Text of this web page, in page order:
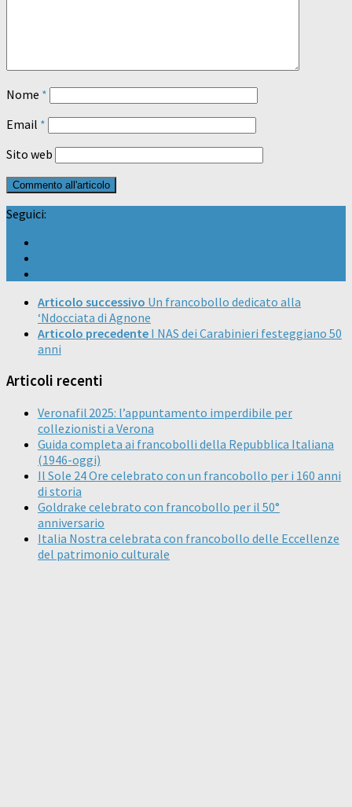
Nome *
Email *
Sito web
Seguici:
Articolo successivo Un francobollo dedicato alla
‘Ndocciata di Agnone
Articolo precedente I NAS dei Carabinieri festeggiano 50
anni
Articoli recenti
Veronafil 2025: l’appuntamento imperdibile per
collezionisti a Verona
Guida completa ai francobolli della Repubblica Italiana
(1946-oggi)
Il Sole 24 Ore celebrato con un francobollo per i 160 anni
di storia
Goldrake celebrato con francobollo per il 50°
anniversario
Italia Nostra celebrata con francobollo delle Eccellenze
del patrimonio culturale